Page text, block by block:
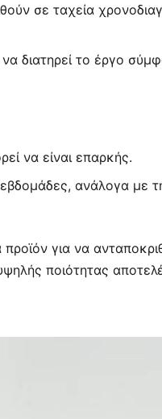
σε ταχεία
να διατηρεί το έργο
να είναι επαρκής.
εβδομάδες, ανάλογα με
για να
ποιότητας